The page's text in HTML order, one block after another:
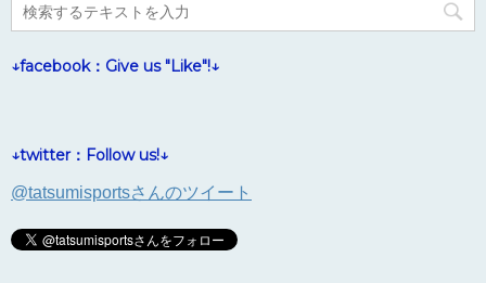
↓facebook：Give us "Like"!↓
↓twitter：Follow us!↓
@tatsumisportsさんのツイート